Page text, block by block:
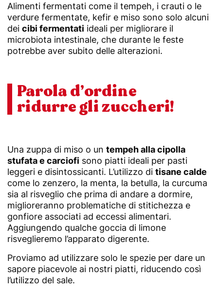
Alimenti fermentati come il tempeh, i crauti o le
verdure fermentate, kefir e miso sono solo alcuni
dei cibi fermentati ideali per migliorare il
microbiota intestinale, che durante le feste
potrebbe aver subito delle alterazioni.
Parola d’ordine
ridurre gli zuccheri!
Una zuppa di miso o un tempeh alla cipolla
stufata e carciofi sono piatti ideali per pasti
leggeri e disintossicanti. L’utilizzo di tisane calde
come lo zenzero, la menta, la betulla, la curcuma
sia al risveglio che prima di andare a dormire,
miglioreranno problematiche di stitichezza e
gonfiore associati ad eccessi alimentari.
Aggiungendo qualche goccia di limone
risveglieremo l’apparato digerente.
Proviamo ad utilizzare solo le spezie per dare un
sapore piacevole ai nostri piatti, riducendo così
l’utilizzo del sale.